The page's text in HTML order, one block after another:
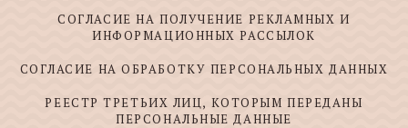
СОГЛАСИЕ НА ПОЛУЧЕНИЕ РЕКЛАМНЫХ И
ИНФОРМАЦИОННЫХ РАССЫЛОК
СОГЛАСИЕ НА ОБРАБОТКУ ПЕРСОНАЛЬНЫХ ДАННЫХ
РЕЕСТР ТРЕТЬИХ ЛИЦ, КОТОРЫМ ПЕРЕДАНЫ
ПЕРСОНАЛЬНЫЕ ДАННЫЕ